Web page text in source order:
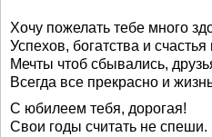
Хочу пожелать тебе много
Успехов, богатства и
Мечты чтоб сбывались,
Всегда все прекрасно и
С юбилеем тебя, дорогая!
Свои годы считать не спеши.